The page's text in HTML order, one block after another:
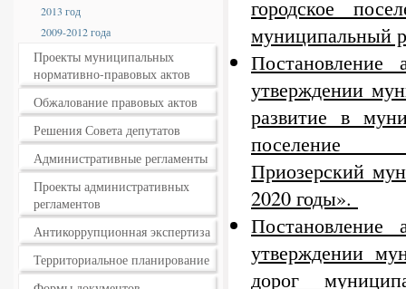
2013 год
2009-2012 года
Проекты муниципальных
нормативно-правовых актов
Обжалование правовых актов
Решения Совета депутатов
Административные регламенты
Проекты административных
регламентов
Антикоррупционная экспертиза
Территориальное планирование
городское
муниципальный
утверждении
развитие в
Приозерский
2020 годы».
утверждении
дорог